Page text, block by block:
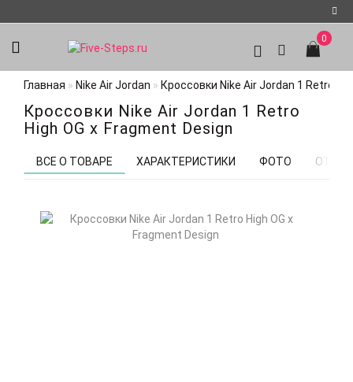
Регистрация
Авторизация
0
Главная Nike Air Jordan Кроссовки Nike Air Jordan 1 Retro
Кроссовки Nike Air Jordan 1 Retro
High OG x Fragment Design
ВСЕ О ТОВАРЕ ХАРАКТЕРИСТИКИ ФОТО